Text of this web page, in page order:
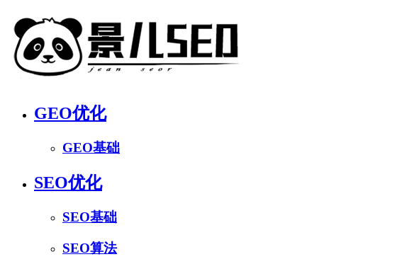
GEO优化
GEO基础
SEO优化
SEO基础
SEO算法